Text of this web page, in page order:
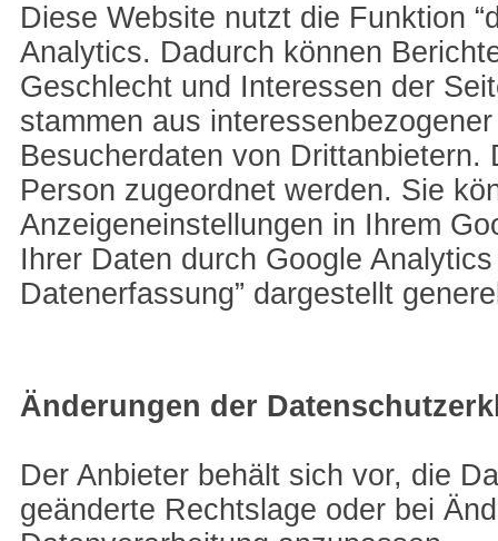
Diese Website nutzt die Funktion
Analytics. Dadurch können
Geschlecht und Interessen der
stammen aus
Besucherdaten von
Person zugeordnet werden. Sie
Anzeigeneinstellungen in Ihrem
Ihrer Daten durch Google
Datenerfassung” dargestellt
Änderungen der
Der Anbieter behält sich vor, die
geänderte Rechtslage oder bei